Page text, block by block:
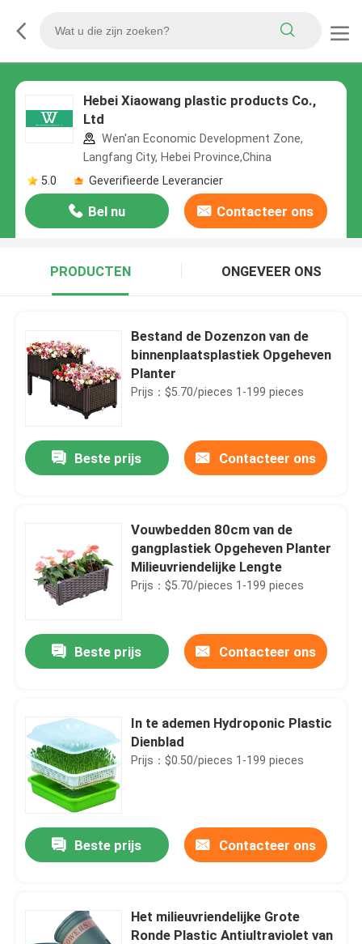
Hebei Xiaowang plastic products Co.,
Ltd
Wen'an Economic Development Zone,
Langfang City, Hebei Province,China
5.0
Geverifieerde Leverancier
Bel nu Contacteer ons
PRODUCTEN ONGEVEER ONS
Bestand de Dozenzon van de
binnenplaatsplastiek Opgeheven
Planter
Prijs：$5.70/pieces 1-199 pieces
Beste prijs Contacteer ons
Vouwbedden 80cm van de
gangplastiek Opgeheven Planter
Milieuvriendelijke Lengte
Prijs：$5.70/pieces 1-199 pieces
Beste prijs Contacteer ons
In te ademen Hydroponic Plastic
Dienblad
Prijs：$0.50/pieces 1-199 pieces
Beste prijs Contacteer ons
Het milieuvriendelijke Grote
Ronde Plastic Antiultraviolet van